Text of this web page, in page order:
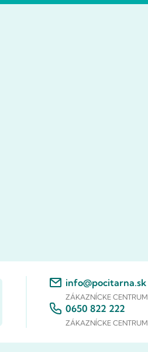
info@pocitarna.sk
ZÁKAZNÍCKE CENTRUM
0650 822 222
ZÁKAZNÍCKE CENTRUM